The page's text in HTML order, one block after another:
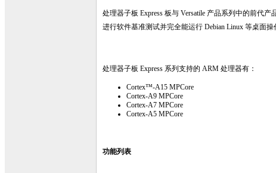
处理器子板 Express 板与 Versatile 产品系列中的前代
进行软件基准测试并完全能运行 Debian Linux 等桌面操
处理器子板 Express 系列支持的 ARM 处理器有：
Cortex™-A15 MPCore
Cortex-A9 MPCore
Cortex-A7 MPCore
Cortex-A5 MPCore
功能列表